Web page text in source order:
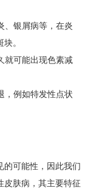
、银屑病等，在炎
。
就可能出现色素减
，例如特发性点状
的可能性，因此我们
皮肤病，其主要特征